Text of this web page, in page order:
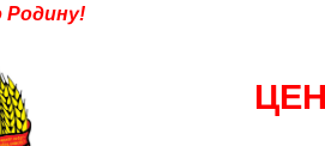
Родину!